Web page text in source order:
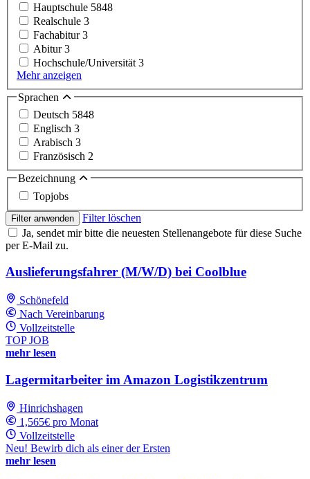
Hauptschule 5848
Realschule 3
Fachabitur3
Abitur3
Hochschule/Universität 3
Mehr anzeigen
Sprachen
Deutsch 5848
Englisch 3
Arabisch 3
Französisch 2
Bezeichnung
Topjobs
Filter anwenden
Filter löschen
Ja, sendet mir bitte die neuesten Stellenangebote für diese Suche
per E-Mail zu.
Auslieferungsfahrer (M/W/D) bei Coolblue
Schönefeld
Nach Vereinbarung
Vollzeitstelle
TOP JOB
mehr lesen
Lagermitarbeiter im Amazon Logistikzentrum
Hinrichshagen
1,565€ pro Monat
Vollzeitstelle
Neu! Bewirb dich als einer der Ersten
mehr lesen